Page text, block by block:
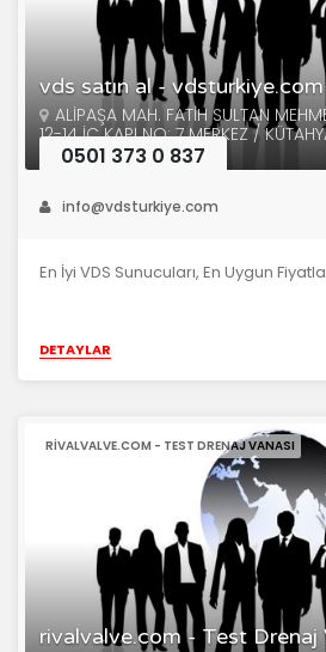
vds satın al - vdsturkiye.com
ALİPAŞA MAH. FATİH SULTAN
12-14 İÇ KAPI NO: 7 MERKEZ /
0501 373 0 837
info@vdsturkiye.com
En İyi VDS Sunucuları, En Uygun
DETAYLAR
rivalvalve.com - Test Drenaj
RIVALVALVE.COM - TEST DRENAJ VANASI